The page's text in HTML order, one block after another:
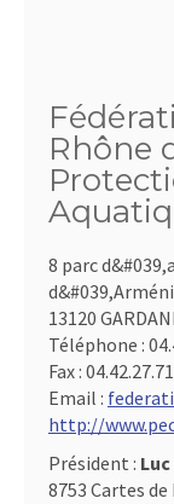
Rhône
8 parc
13120
Téléphone :
Fax :
Email :
http://
Président : Luc
8753 Cartes de